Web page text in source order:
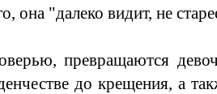
она "далеко видит, не
превращаются
до крещения, а